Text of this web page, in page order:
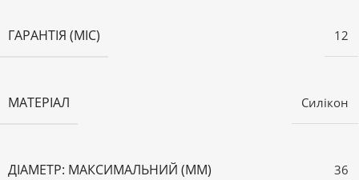
ГАРАНТІЯ (МІС) 12
МАТЕРІАЛ Силікон
ДІАМЕТР: МАКСИМАЛЬНИЙ (ММ) 36